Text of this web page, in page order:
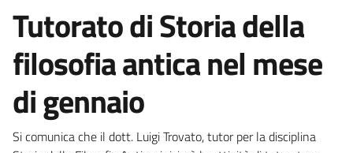
Tutorato di Storia della
filosofia antica nel mese
di gennaio
Si comunica che il dott. Luigi Trovato, tutor per la disciplina